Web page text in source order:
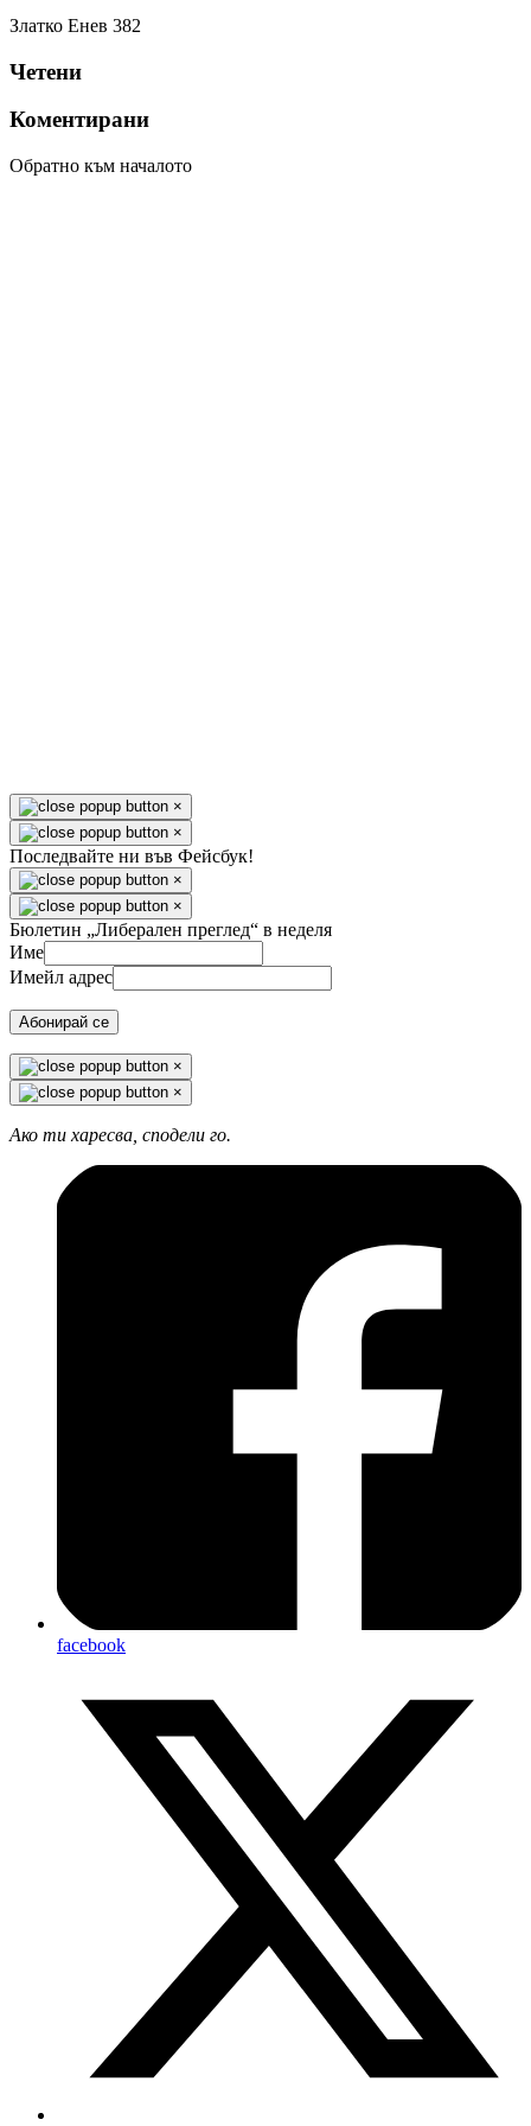
Златко Енев 382
Четени
Коментирани
Обратно към началото
×
×
Последвайте ни във Фейсбук!
×
×
Бюлетин „Либерален преглед“ в неделя
Име
Имейл адрес
Абонирай се
×
×
Ако ти харесва, сподели го.
facebook